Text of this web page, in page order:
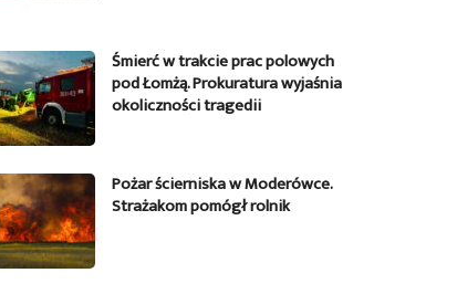
Śmierć w trakcie prac polowych
pod Łomżą. Prokuratura wyjaśnia
okoliczności tragedii
Pożar ścierniska w Moderówce.
Strażakom pomógł rolnik